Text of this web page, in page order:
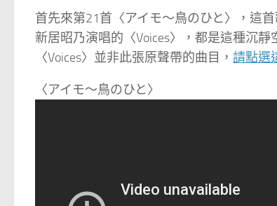
首先來第21首〈アイモ～鳥のひと〉，這
新居昭乃演唱的〈Voices〉，都是這種沉
〈Voices〉並非此張原聲帶的曲目， 請點選
〈アイモ～鳥のひと〉